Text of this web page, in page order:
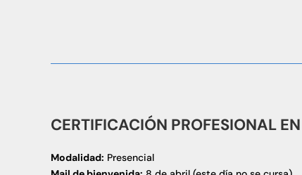
CERTIFICACIÓN PROFESIONAL
Modalidad: Presencial